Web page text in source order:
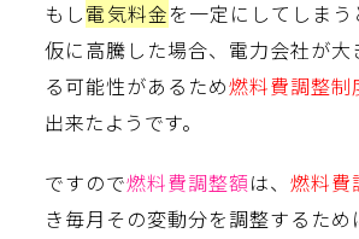
もし電気料金を一定にしてしま
仮に高騰した場合、電力会社が大
る可能性があるため燃料費調整制
出来たようです。
ですので燃料費調整額は、燃料費
き毎月その変動分を調整するため